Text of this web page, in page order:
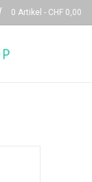
0 Artikel - CHF 0,00